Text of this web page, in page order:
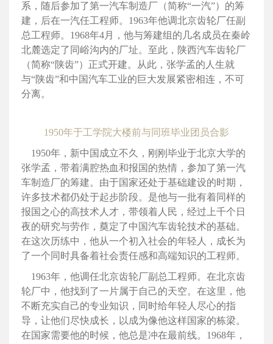
系，随后参加了第一汽车制造厂（简称“一汽”）的筹
建，后在一汽任工程师。1963年他调北京齿轮厂任副
总工程师。1968年4月，他与筹建组的几名成员在秦岭
北麓选定了同峪沟内的厂址。至此，陕西汽车齿轮厂
（简称“陕齿”）正式开建。从此，张学孟的人生就
与“陕齿”和中国汽车工业的巨大发展紧密相连，不可
分离。
1950年于工学院大楼前与同班毕业团员合影
1950年，新中国成立不久，刚刚毕业于北京大学的
张学孟，带着满腔热血和报国的热情，参加了第一汽
车制造厂的筹建。由于国家还处于基础建设的时期，
许多技术都仍处于起步阶段。是他与一批有着同样的
报国之心的高技术人才，带领着人民，经过上千个日
夜的研究与劳作，奠定了中国汽车齿轮技术的基础。
在这次历练中，他从一个初入社会的年轻人，成长为
了一个同时具备着社会责任感和高端知识的工程师。
1963年，他调任北京齿轮厂副总工程师。在北京齿
轮厂中，他找到了一片属于自己的天空。在这里，他
不断充实自己的专业知识，同时给年轻人尽心的指
导，让他们尽快成长，以成为像他这样国家的栋梁。
在国家需要他的时候，他总是冲在最前线。1968年，